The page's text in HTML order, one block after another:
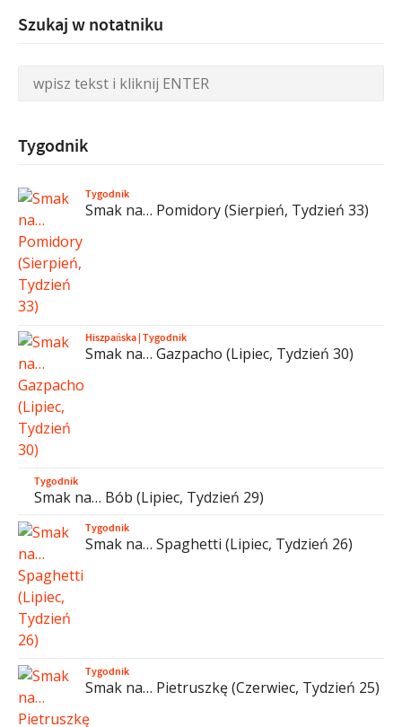
Szukaj w notatniku
Tygodnik
Tygodnik
Smak na… Pomidory (Sierpień, Tydzień 33)
Hiszpańska|Tygodnik
Smak na… Gazpacho (Lipiec, Tydzień 30)
Tygodnik
Smak na… Bób (Lipiec, Tydzień 29)
Tygodnik
Smak na… Spaghetti (Lipiec, Tydzień 26)
Tygodnik
Smak na… Pietruszkę (Czerwiec, Tydzień 25)